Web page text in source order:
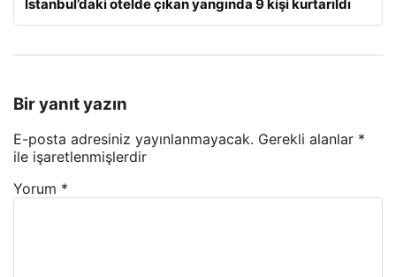
İstanbul’daki otelde çıkan yangında 9 kişi kurtarıldı
Bir yanıt yazın
E-posta adresiniz yayınlanmayacak. Gerekli alanlar *
ile işaretlenmişlerdir
Yorum *